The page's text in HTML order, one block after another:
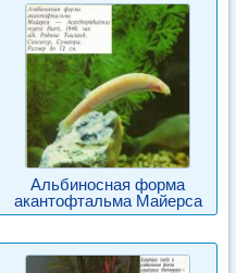
Альбиносная форма
акантофтальма Майерса